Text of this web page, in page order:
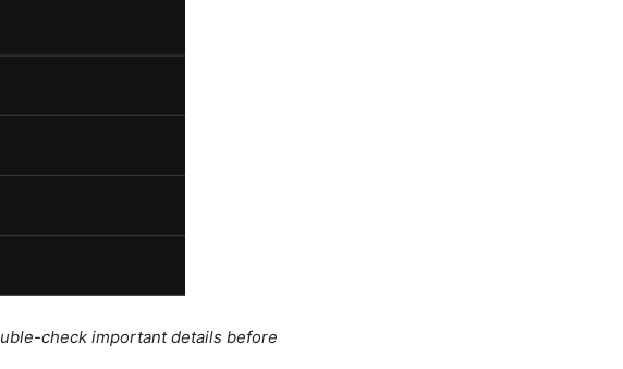
check important details before